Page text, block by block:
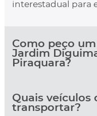
interestadual para
Como peço
Jardim
Piraquara?
Quais veículos
transportar?